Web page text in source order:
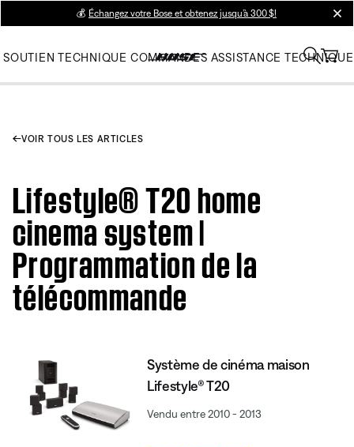
💰 Échangez votre Bose et obtenez jusqu’à 300 $!
SOUTIEN TECHNIQUE COMMANDES ASSISTANCE TECHNIQUE
VOIR TOUS LES ARTICLES
Lifestyle® T20 home
cinema system |
Programmation de la
télécommande
Système de cinéma maison
Lifestyle® T20
Vendu entre 2010 - 2013